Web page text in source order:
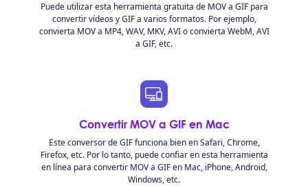
Puede utilizar esta herramienta gratuita de MOV a GIF para
convertir vídeos y GIF a varios formatos. Por ejemplo,
convierta MOV a MP4, WAV, MKV, AVI o convierta WebM, AVI
a GIF, etc.
Convertir MOV a GIF en Mac
Este conversor de GIF funciona bien en Safari, Chrome,
Firefox, etc. Por lo tanto, puede confiar en esta herramienta
en línea para convertir MOV a GIF en Mac, iPhone, Android,
Windows, etc.